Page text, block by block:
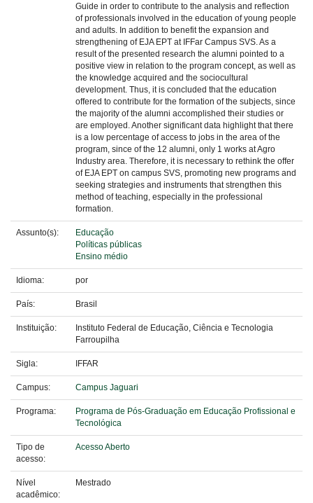
Guide in order to contribute to the analysis and reflection
of professionals involved in the education of young people
and adults. In addition to benefit the expansion and
strengthening of EJA EPT at IFFar Campus SVS. As a
result of the presented research the alumni pointed to a
positive view in relation to the program concept, as well as
the knowledge acquired and the sociocultural
development. Thus, it is concluded that the education
offered to contribute for the formation of the subjects, since
the majority of the alumni accomplished their studies or
are employed. Another significant data highlight that there
is a low percentage of access to jobs in the area of the
program, since of the 12 alumni, only 1 works at Agro
Industry area. Therefore, it is necessary to rethink the offer
of EJA EPT on campus SVS, promoting new programs and
seeking strategies and instruments that strengthen this
method of teaching, especially in the professional
formation.
Assunto(s):
Educação
Políticas públicas
Ensino médio
Idioma: por
País: Brasil
Instituição:
Instituto Federal de Educação, Ciência e Tecnologia
Farroupilha
Sigla: IFFAR
Campus: Campus Jaguari
Programa:
Programa de Pós-Graduação em Educação Profissional e
Tecnológica
Tipo de
acesso:
Acesso Aberto
Nível
acadêmico:
Mestrado